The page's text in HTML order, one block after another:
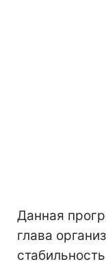
Данная
глава